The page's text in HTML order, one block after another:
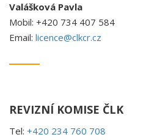
Valášková Pavla
Mobil: +420 734 407 584
Email: licence@clkcr.cz
REVIZNÍ KOMISE ČLK
Tel: +420 234 760 708